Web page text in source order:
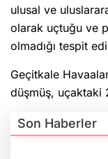
ulusal ve
olarak uçtuğu ve
olmadığı tespit
Geçitkale
düşmüş, uçaktaki
Son Haberler